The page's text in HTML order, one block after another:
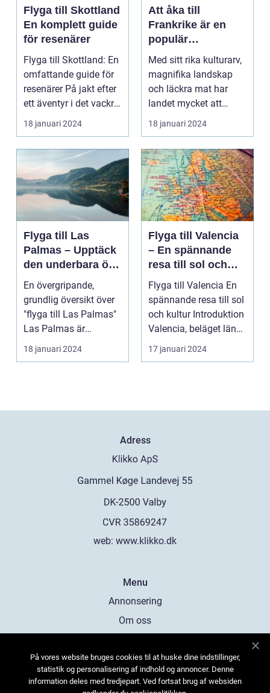
Flyga till Skottland
En komplett guide
för resenärer
Flyga till Skottland: En
omfattande guide för
resenärer På jakt efter
ett äventyr i det vackra
Skot...
18 januari 2024
Att åka till
Frankrike är en
populär
destination för
många resenärer
Med sitt rika kulturarv,
magnifika landskap
och läckra mat har
landet mycket att
erbjuda. I denna ar...
18 januari 2024
Flyga till Las
Palmas – Upptäck
den underbara ön
Gran Canaria
En övergripande,
grundlig översikt över
"flyga till Las Palmas"
Las Palmas är
huvudstaden på den
va...
18 januari 2024
Flyga till Valencia
– En spännande
resa till sol och
kultur
Flyga till Valencia En
spännande resa till sol
och kultur Introduktion
Valencia, beläget längs
Sp...
17 januari 2024
Adress
web: www.klikko.dk
Menu
Annonsering
Om oss
Kontakta oss
Sitemap
På vores website bruges cookies til at huske dine indstillinger,
statistik og personalisering af indhold og annoncer. Denne
information deles med tredjepart. Ved fortsat brug af websiden